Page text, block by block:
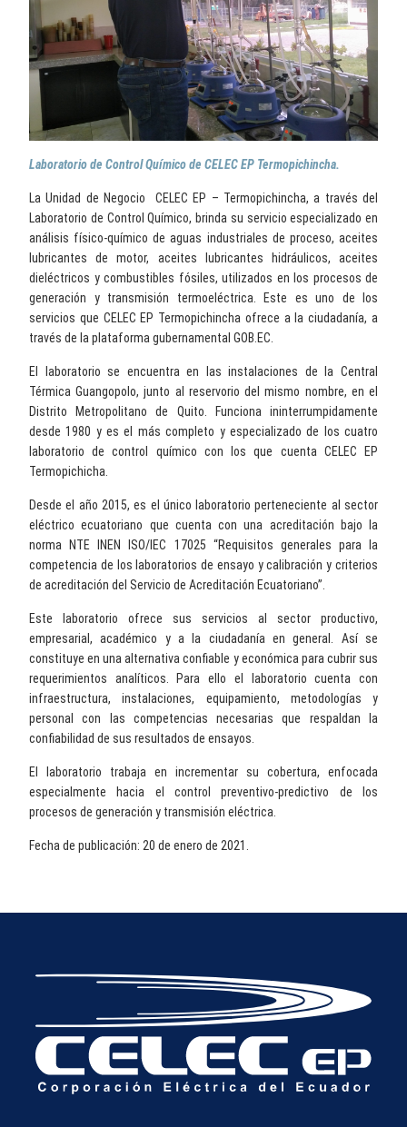
Laboratorio de Control Químico de CELEC EP Termopichincha.
La Unidad de Negocio CELEC EP – Termopichincha, a través del
Laboratorio de Control Químico, brinda su servicio especializado en
análisis físico-químico de aguas industriales de proceso, aceites
lubricantes de motor, aceites lubricantes hidráulicos, aceites
dieléctricos y combustibles fósiles, utilizados en los procesos de
generación y transmisión termoeléctrica. Este es uno de los
servicios que CELEC EP Termopichincha ofrece a la ciudadanía, a
través de la plataforma gubernamental GOB.EC.
El laboratorio se encuentra en las instalaciones de la Central
Térmica Guangopolo, junto al reservorio del mismo nombre, en el
Distrito Metropolitano de Quito. Funciona ininterrumpidamente
desde 1980 y es el más completo y especializado de los cuatro
laboratorio de control químico con los que cuenta CELEC EP
Termopichicha.
Desde el año 2015, es el único laboratorio perteneciente al sector
eléctrico ecuatoriano que cuenta con una acreditación bajo la
norma NTE INEN ISO/IEC 17025 “Requisitos generales para la
competencia de los laboratorios de ensayo y calibración y criterios
de acreditación del Servicio de Acreditación Ecuatoriano”.
Este laboratorio ofrece sus servicios al sector productivo,
empresarial, académico y a la ciudadanía en general. Así se
constituye en una alternativa confiable y económica para cubrir sus
requerimientos analíticos. Para ello el laboratorio cuenta con
infraestructura, instalaciones, equipamiento, metodologías y
personal con las competencias necesarias que respaldan la
confiabilidad de sus resultados de ensayos.
El laboratorio trabaja en incrementar su cobertura, enfocada
especialmente hacia el control preventivo-predictivo de los
procesos de generación y transmisión eléctrica.
Fecha de publicación: 20 de enero de 2021.